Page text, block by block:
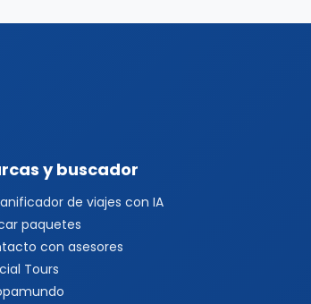
y buscador
de viajes con IA
paquetes
con asesores
Tours